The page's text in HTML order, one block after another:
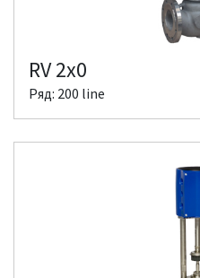
RV 2x0
Ряд: 200 line